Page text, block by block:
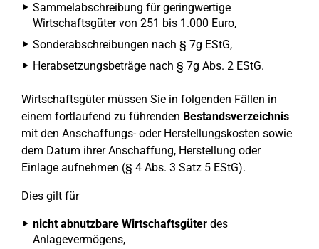
Sammelabschreibung für geringwertige
Wirtschaftsgüter von 251 bis 1.000 Euro,
Sonderabschreibungen nach § 7g EStG,
Herabsetzungsbeträge nach § 7g Abs. 2 EStG.
Wirtschaftsgüter müssen Sie in folgenden Fällen in
einem fortlaufend zu führenden Bestandsverzeichnis
mit den Anschaffungs- oder Herstellungskosten sowie
dem Datum ihrer Anschaffung, Herstellung oder
Einlage aufnehmen (§ 4 Abs. 3 Satz 5 EStG).
Dies gilt für
nicht abnutzbare Wirtschaftsgüter des
Anlagevermögens,